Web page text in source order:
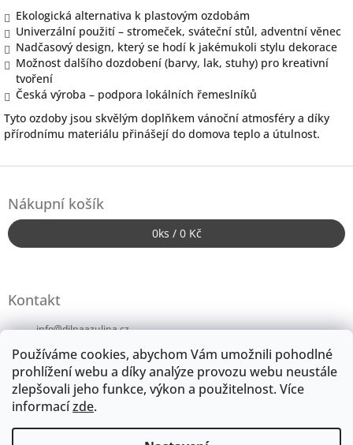
Používáme cookies, abychom Vám umožnili pohodlné
prohlížení webu a díky analýze provozu webu neustále
zlepšovali jeho funkce, výkon a použitelnost. Více
informacízde.
Ekologická alternativa k plastovým ozdobám
Univerzální použití – stromeček, sváteční stůl, adventní věnec
Nadčasový design, který se hodí k jakémukoli stylu dekorace
Možnost dalšího dozdobení (barvy, lak, stuhy) pro kreativní
tvoření
Česká výroba – podpora lokálních řemeslníků
Tyto ozdoby jsou skvělým doplňkem vánoční atmosféry a díky
přírodnímu materiálu přinášejí do domova teplo a útulnost.
Z
Nákupní košík
0ks / 0 Kč
Kontakt
info@dilnaazulina.cz
+420724246152
dilnaazulina